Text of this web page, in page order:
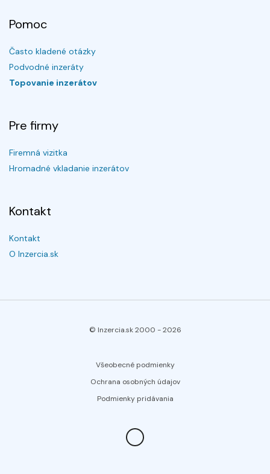
Pomoc
Často kladené otázky
Podvodné inzeráty
Topovanie inzerátov
Pre firmy
Firemná vizitka
Hromadné vkladanie inzerátov
Kontakt
Kontakt
O Inzercia.sk
© Inzercia.sk 2000 -2026
Všeobecné podmienky
Ochrana osobných údajov
Podmienky pridávania